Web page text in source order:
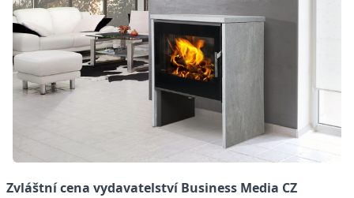
Zvláštní cena vydavatelství Business Media CZ